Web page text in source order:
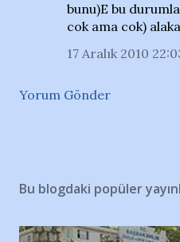
bunu)E bu
cok ama cok)
17 Aralık 2010
Yorum Gönder
Bu blogdaki popüler